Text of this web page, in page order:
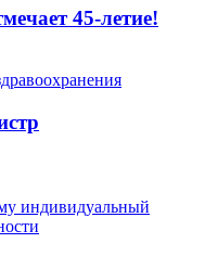
45-летие!